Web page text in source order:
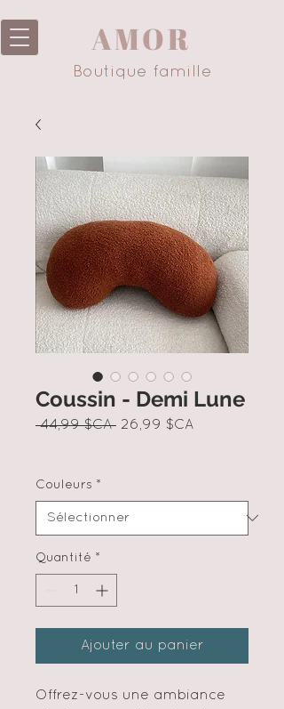
AMOR
Boutique famille
Coussin - Demi Lune
44,99 $CA Prix
26,99 $CA
Couleurs *
Quantité *
Ajouter au panier
Offrez-vous une ambiance